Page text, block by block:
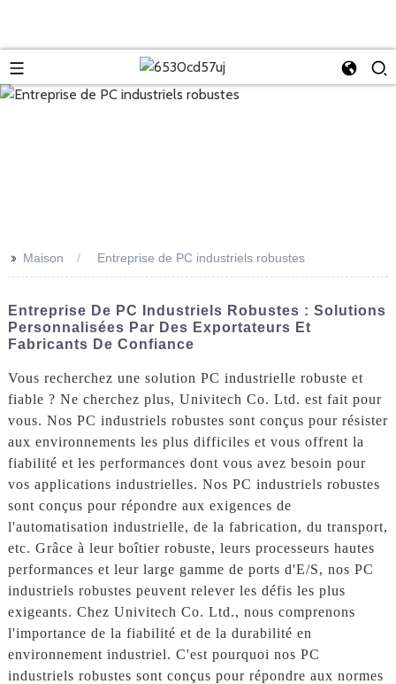
>> Maison Entreprise de PC industriels robustes
Entreprise De PC Industriels Robustes : Solutions
Personnalisées Par Des Exportateurs Et
Fabricants De Confiance
Vous recherchez une solution PC industrielle robuste et
fiable ? Ne cherchez plus, Univitech Co. Ltd. est fait pour
vous. Nos PC industriels robustes sont conçus pour résister
aux environnements les plus difficiles et vous offrent la
fiabilité et les performances dont vous avez besoin pour
vos applications industrielles. Nos PC industriels robustes
sont conçus pour répondre aux exigences de
l'automatisation industrielle, de la fabrication, du transport,
etc. Grâce à leur boîtier robuste, leurs processeurs hautes
performances et leur large gamme de ports d'E/S, nos PC
industriels robustes peuvent relever les défis les plus
exigeants. Chez Univitech Co. Ltd., nous comprenons
l'importance de la fiabilité et de la durabilité en
environnement industriel. C'est pourquoi nos PC
industriels robustes sont conçus pour répondre aux normes